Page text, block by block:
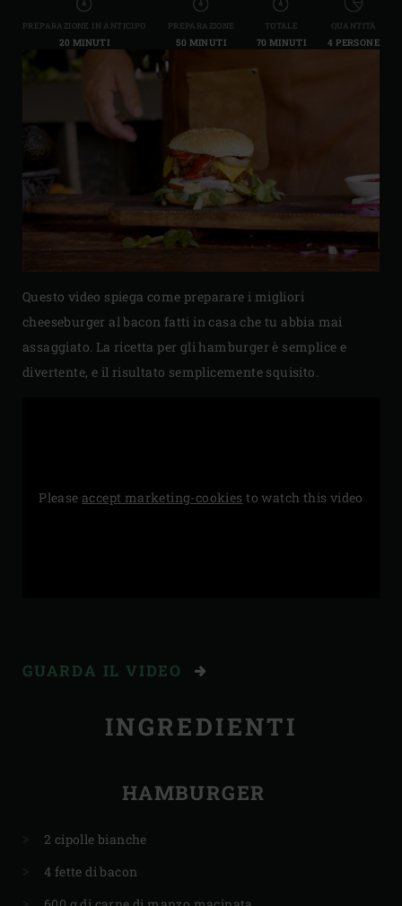
PREPARAZIONE IN ANTICIPO
20 MINUTI
PREPARAZIONE
50 MINUTI
TOTALE
70 MINUTI
QUANTITÀ
4 PERSONE
Questo video spiega come preparare i migliori
cheeseburger al bacon fatti in casa che tu abbia mai
assaggiato. La ricetta per gli hamburger è semplice e
divertente, e il risultato semplicemente squisito.
Pleaseaccept marketing-cookies to watch this video
GUARDA IL VIDEO
INGREDIENTI
HAMBURGER
2 cipolle bianche
4 fette di bacon